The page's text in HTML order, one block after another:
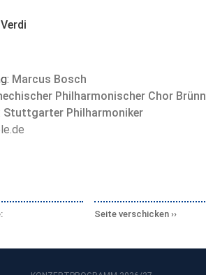
Marcus Bosch
Philharmonischer Chor Brünn
Stuttgarter Philharmoniker
Seite verschicken